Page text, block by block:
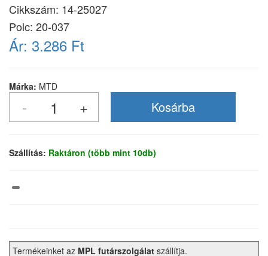
Cikkszám: 14-25027
Polc: 20-037
Ár: 3.286 Ft
Márka: MTD
Szállítás: Raktáron (több mint 10db)
Termékeinket az MPL futárszolgálat szállítja.